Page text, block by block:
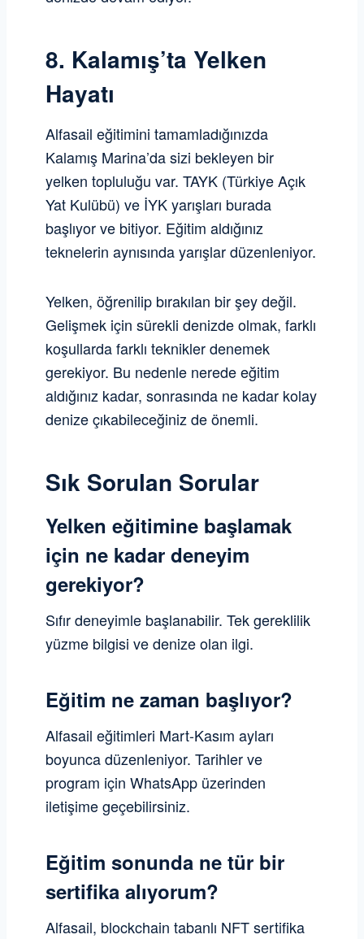
8. Kalamış’ta Yelken
Hayatı
Alfasail eğitimini tamamladığınızda
Kalamış Marina’da sizi bekleyen bir
yelken topluluğu var. TAYK (Türkiye Açık
Yat Kulübü) ve İYK yarışları burada
başlıyor ve bitiyor. Eğitim aldığınız
teknelerin aynısında yarışlar düzenleniyor.
Yelken, öğrenilip bırakılan bir şey değil.
Gelişmek için sürekli denizde olmak, farklı
koşullarda farklı teknikler denemek
gerekiyor. Bu nedenle nerede eğitim
aldığınız kadar, sonrasında ne kadar kolay
denize çıkabileceğiniz de önemli.
Sık Sorulan Sorular
Yelken eğitimine başlamak
için ne kadar deneyim
gerekiyor?
Sıfır deneyimle başlanabilir. Tek gereklilik
yüzme bilgisi ve denize olan ilgi.
Eğitim ne zaman başlıyor?
Alfasail eğitimleri Mart-Kasım ayları
boyunca düzenleniyor. Tarihler ve
program için WhatsApp üzerinden
iletişime geçebilirsiniz.
Eğitim sonunda ne tür bir
sertifika alıyorum?
Alfasail, blockchain tabanlı NFT sertifika